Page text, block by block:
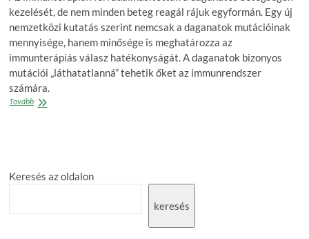
kezelését, de nem minden beteg reagál rájuk egyformán. Egy új
nemzetközi kutatás szerint nemcsak a daganatok mutációinak
mennyisége, hanem minősége is meghatározza az
immunterápiás válasz hatékonyságát. A daganatok bizonyos
mutációi „láthatatlanná” tehetik őket az immunrendszer
számára.
TovábbMiért
számára?
Keresés az oldalon
keresés